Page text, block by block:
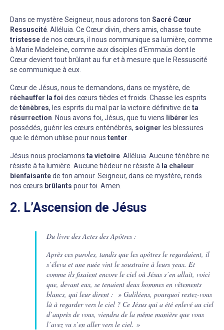
Dans ce mystère Seigneur, nous adorons ton Sacré Cœur
Ressuscité. Alléluia. Ce Cœur divin, chers amis, chasse toute
tristessede nos cœurs, il nous communique sa lumière, comme
à Marie Madeleine, comme aux disciples d’Emmaüs dont le
Cœur devient tout brûlant au fur et à mesure que le Ressuscité
se communique à eux.
Cœur de Jésus, nous te demandons, dans ce mystère, de
réchauffer la foi des cœurs tièdes et froids. Chasse les esprits
de ténèbres, les esprits du mal par la victoire définitive de ta
résurrection. Nous avons foi, Jésus, que tu viens libérer les
possédés, guérir les cœurs enténébrés, soigner les blessures
que le démon utilise pour nous tenter.
Jésus nous proclamons ta victoire. Alléluia. Aucune ténèbre ne
résiste à ta lumière. Aucune tiédeur ne résiste à la chaleur
bienfaisantede ton amour. Seigneur, dans ce mystère, rends
nos cœurs brûlants pour toi. Amen.
2. L’Ascension de Jésus
Du livre des Actes des Apôtres :
Après ces paroles, tandis que les apôtres le regardaient, il
s’éleva et une nuée vint le soustraire à leurs yeux. Et
comme ils fixaient encore le ciel où Jésus s’en allait, voici
que, devant eux, se tenaient deux hommes en vêtements
blancs, qui leur dirent : » Galiléens, pourquoi restez-vous
là à regarder vers le ciel ? Ce Jésus qui a été enlevé au ciel
d’auprès de vous, viendra de la même manière que vous
l’avez vu s’en aller vers le ciel. »